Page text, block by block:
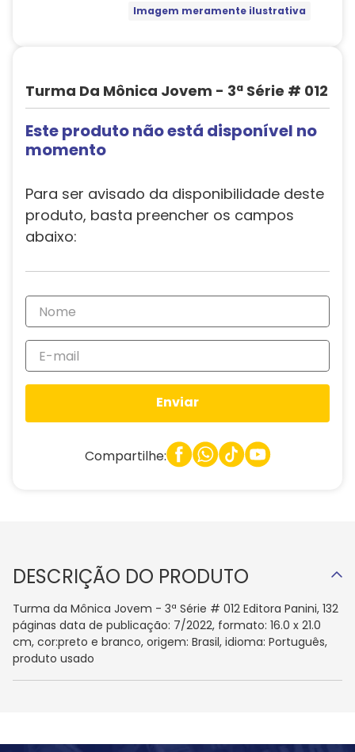
Imagem meramente ilustrativa
Turma Da Mônica Jovem - 3ª Série # 012
Este produto não está disponível no
momento
Para ser avisado da disponibilidade deste
produto, basta preencher os campos
abaixo:
Enviar
Compartilhe:
DESCRIÇÃO DO PRODUTO
Turma da Mônica Jovem - 3ª Série # 012 Editora Panini, 132
páginas data de publicação: 7/2022, formato: 16.0 x 21.0
cm, cor:preto e branco, origem: Brasil, idioma: Português,
produto usado